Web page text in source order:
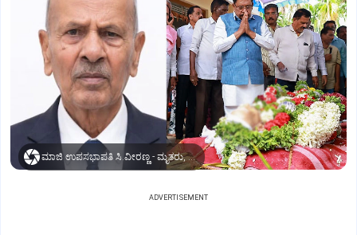
ಮಾಜಿ ಉಪಸಭಾಪತಿ ಸಿ.ವೀರಣ್ಣ - ಮೃತರು, ಅಂತಿಮ ನಮನ ಪಡೆದ ಉಪಮುಖ್ಯಮಂತ್ರಿ, ಕ್ಷೇತ್ರದ ಶಾಸಕ ಡಾ.ಜಿ. ಪರಮೇಶ್ವರ್
ADVERTISEMENT